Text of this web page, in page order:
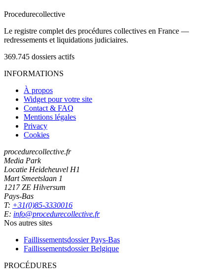
Procedurecollective
Le registre complet des procédures collectives en France —
redressements et liquidations judiciaires.
369.745 dossiers actifs
INFORMATIONS
À propos
Widget pour votre site
Contact & FAQ
Mentions légales
Privacy
Cookies
procedurecollective.fr
Media Park
Locatie Heideheuvel H1
Mart Smeetslaan 1
1217 ZE Hilversum
Pays-Bas
T: +31(0)85-3330016
E: info@procedurecollective.fr
Nos autres sites
Faillissementsdossier Pays-Bas
Faillissementsdossier Belgique
PROCÉDURES